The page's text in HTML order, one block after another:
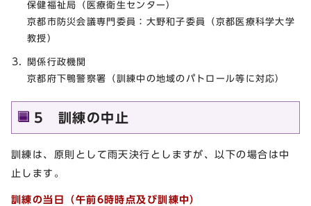
保健福祉局（医療衛生センター）
京都市防災会議専門委員：大野和子委員（京都医療科学大学
教授）
関係行政機関
京都府下鴨警察署（訓練中の地域のパトロール等に対応）
5 訓練の中止
訓練は、原則として雨天決行としますが、以下の場合は中
止します。
訓練の当日（午前6時時点及び訓練中）